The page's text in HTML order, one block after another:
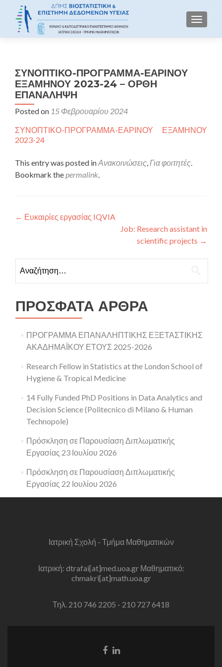
ΣΥΝΟΠΤΙΚΟ-ΠΡΟΓΡΑΜΜΑ-ΕΑΡΙΝΟΥ
ΕΞΑΜΗΝΟΥ 2023-24 – ΟΡΘΗ
ΕΠΑΝΑΛΗΨΗ
Posted on 15 Φεβρουαρίου 2024
ΣΥΝΟΠΤΙΚΟ-ΠΡΟΓΡΑΜΜΑ-ΕΑΡΙΝΟΥ ΕΞΑΜΗΝΟΥ
2023-24
This entry was posted inΑνακοινώσεις,Για φοιτητές.
Bookmark thepermalink.
Πλοήγηση άρθρων
← Ευκαιρίες εργασίας IQVIA
Job: Research assistant in
scientific projects →
ΠΡΌΣΦΑΤΑ ΆΡΘΡΑ
ΠΡΟΓΡΑΜΜΑ ΕΠΑΝΑΛΗΠΤΙΚΗΣ ΕΞΕΤΑΣΤΙΚΗΣ
ΑΚΑΔΗΜΑΪΚΟΥ ΕΤΟΥΣ 2025-2026
Research Fellow in Statistics at the London School of
Hygiene & Tropical Medicine
14 Fully Funded PhD Positions in Data Analytics and
Decision Science (Politecnico di Milano & Human
Technopole)
Πρόσκληση σε Παρουσίαση Διπλωματικής
Εργασίας 23 Ιουλίου 2026
Πρόσκληση σε Παρουσίαση Διπλωματικής
Εργασίας 22 Ιουλίου 2026
Ιατρική Σχολή - Τμήμα Μαθηματικών
Ιατρική: dtrafai[at]med.uoa.gr Μαθηματικό:
chmakri[at]math.uoa.gr
Τηλ. 210 746 2205 - 210 727 6418
Facebook
Linkedin